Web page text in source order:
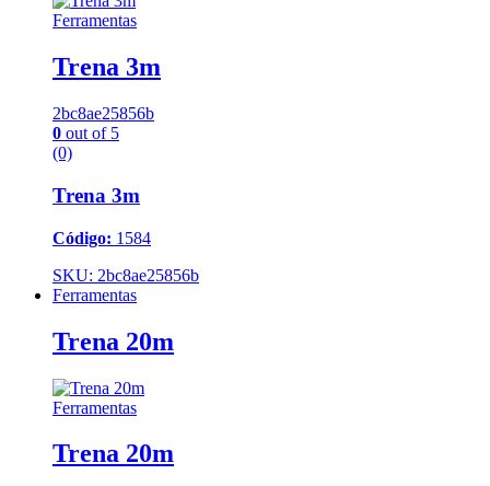
Ferramentas
Trena 3m
2bc8ae25856b
0 out of 5
(0)
Trena 3m
Código: 1584
SKU: 2bc8ae25856b
Ferramentas
Trena 20m
Ferramentas
Trena 20m